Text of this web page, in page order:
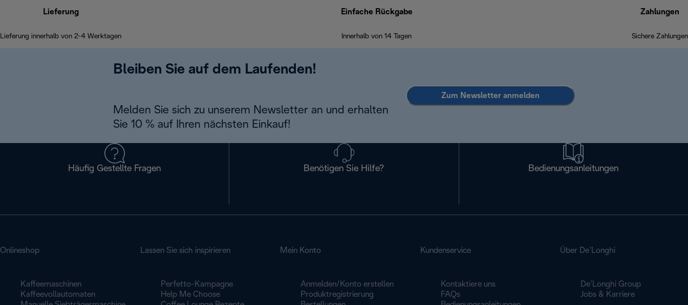
Lieferung
Lieferung innerhalb von 2-4 Werktagen
Einfache Rückgabe
Innerhalb von 14 Tagen
Zahlungen
Sichere Zahlungen
Bleiben Sie auf dem Laufenden!
Melden Sie sich zu unserem Newsletter an und erhalten
Sie 10 % auf Ihren nächsten Einkauf!
Zum Newsletter anmelden
Häufig Gestellte Fragen Benötigen Sie Hilfe? Bedienungsanleitungen
Onlineshop
Kaffeemaschinen
Kaffeevollautomaten
Lassen Sie sich inspirieren
Perfetto-Kampagne
Help Me Choose
Mein Konto
Anmelden/Konto erstellen
Produktregistrierung
Kundenservice
Kontaktiere uns
FAQs
Über De’Longhi
De’Longhi Group
Jobs & Karriere